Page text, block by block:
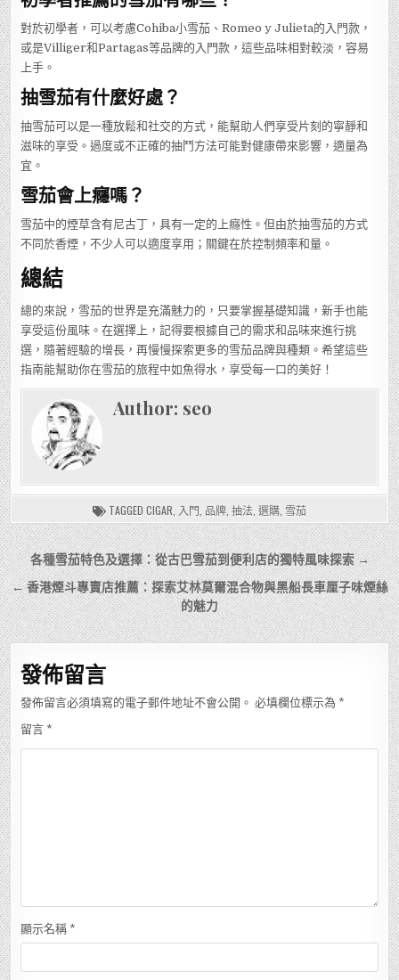
對於初學者，可以考慮Cohiba小雪茄、Romeo y Julieta的入門款，
或是Villiger和Partagas等品牌的入門款，這些品味相對較淡，容易
上手。
抽雪茄有什麼好處？
抽雪茄可以是一種放鬆和社交的方式，能幫助人們享受片刻的寧靜和
滋味的享受。過度或不正確的抽鬥方法可能對健康帶來影響，適量為
宜。
雪茄會上癮嗎？
雪茄中的煙草含有尼古丁，具有一定的上癮性。但由於抽雪茄的方式
不同於香煙，不少人可以適度享用；關鍵在於控制頻率和量。
總結
總的來說，雪茄的世界是充滿魅力的，只要掌握基礎知識，新手也能
享受這份風味。在選擇上，記得要根據自己的需求和品味來進行挑
選，隨著經驗的增長，再慢慢探索更多的雪茄品牌與種類。希望這些
指南能幫助你在雪茄的旅程中如魚得水，享受每一口的美好！
Author: seo
TAGGED CIGAR 入門 品牌 抽法 選購 雪茄
文
章
導
覽
各種雪茄特色及選擇：從古巴雪茄到便利店的獨特風味探索 →
← 香港煙斗專賣店推薦：探索艾林莫爾混合物與黑船長車厘子味煙絲
的魅力
發佈留言
發佈留言必須填寫的電子郵件地址不會公開。 必填欄位標示為 *
留言 *
顯示名稱 *